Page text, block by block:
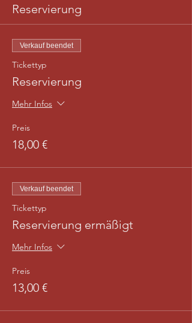
Reservierung
Verkauf beendet
Tickettyp
Reservierung
Mehr Infos
Preis
18,00 €
Verkauf beendet
Tickettyp
Reservierung ermäßigt
Mehr Infos
Preis
13,00 €